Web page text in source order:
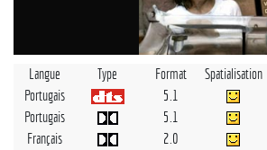
Langue Type Format Spatialisation
Portugais
5.1
Portugais
5.1
Français
2.0